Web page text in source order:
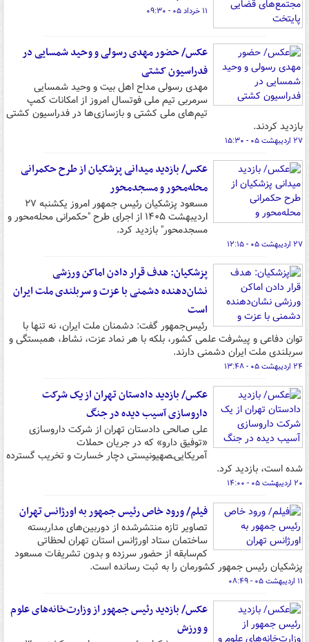
۱۱ خرداد ۰۵ - ۰۹:۳۰
عکس/ حضور مهدی رسولی و وحید شمسایی در
فدراسیون کشتی
مهدی رسولی مداح اهل بیت و وحید شمسایی
سرمربی تیم ملی فوتسال امروز از امکانات کمپ
تیم‌های ملی کشتی و بازسازی‌ها در فدراسیون کشتی
بازدید کردند.
۲۷ اردیبهشت ۰۵ - ۱۵:۳۰
عکس/ بازدید میدانی پزشکیان از طرح حکمرانی
محله‌محور و مسجدمحور
مسعود پزشکیان رئیس جمهور امروز یکشنبه ۲۷
اردیبهشت ۱۴۰۵ از اجرای طرح "حکمرانی محله‌محور و
مسجدمحور" بازدید کرد.
۲۷ اردیبهشت ۰۵ - ۱۲:۱۵
پزشکیان: هدف قرار دادن اماکن ورزشی
نشان‌دهنده دشمنی با عزت و سربلندی ملت ایران
است
رئیس‌جمهور گفت: دشمنان ملت ایران، نه‌ تنها با
توان دفاعی و پیشرفت علمی کشور، بلکه با هر نماد عزت، نشاط، همبستگی و
سربلندی ملت ایران دشمنی دارند.
۲۴ اردیبهشت ۰۵ - ۱۳:۴۸
عکس/ بازدید دادستان تهران از یک شرکت
داروسازی آسیب دیده در جنگ
علی صالحی دادستان تهران از شرکت داروسازی
«توفیق دارو» که در جریان حملات
آمریکایی‌ـصهیونیستی دچار خسارت و تخریب گسترده
شده است، بازدید کرد.
۲۰ اردیبهشت ۰۵ - ۱۴:۰۰
فیلم/ ورود خاص رئیس جمهور به اورژانس تهران
تصاویر تازه منتشرشده از دوربین‌های مداربسته
ساختمان ستاد اورژانس استان تهران لحظاتی
کم‌سابقه از حضور سرزده و بدون تشریفات مسعود
پزشکیان رئیس‌ جمهور کشورمان را به ثبت رسانده است.
۱۱ اردیبهشت ۰۵ - ۰۸:۴۹
عکس/ بازدید رئیس جمهور از وزارت‌خانه‌های علوم
و ورزش